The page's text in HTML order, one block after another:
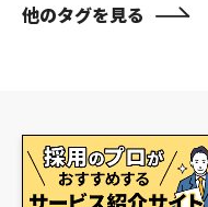
他のタグを見る